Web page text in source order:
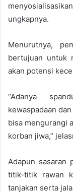
ungkapnya.
Menurutnya,
bertujuan untuk
akan potensi
“Adanya
kewaspadaan
bisa mengurangi
korban jiwa,”
Adapun sasaran
titik-titik rawan
tanjakan serta